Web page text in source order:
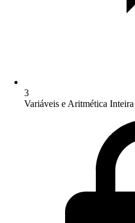
3
Variáveis e Aritmética Inteira